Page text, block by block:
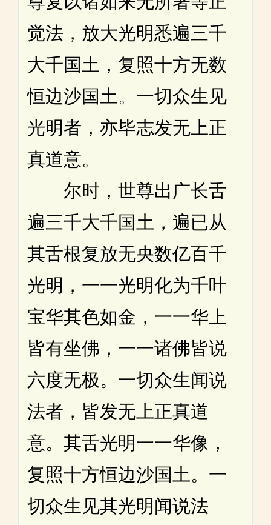
觉法，放大光明悉遍三千
大千国土，复照十方无数
恒边沙国土。一切众生见
光明者，亦毕志发无上正
真道意。
尔时，世尊出广长舌
遍三千大千国土，遍已从
其舌根复放无央数亿百千
光明，一一光明化为千叶
宝华其色如金，一一华上
皆有坐佛，一一诸佛皆说
六度无极。一切众生闻说
法者，皆发无上正真道
意。其舌光明一一华像，
复照十方恒边沙国土。一
切众生见其光明闻说法